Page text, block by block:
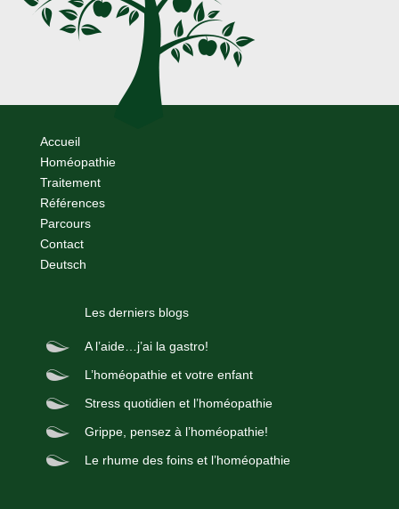
Accueil
Homéopathie
Traitement
Références
Parcours
Contact
Deutsch
Les derniers blogs
A l’aide…j’ai la gastro!
L’homéopathie et votre enfant
Stress quotidien et l’homéopathie
Grippe, pensez à l’homéopathie!
Le rhume des foins et l’homéopathie